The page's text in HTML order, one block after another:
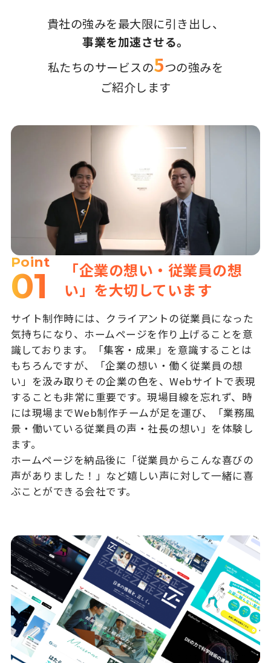
貴社の強みを最大限に引き出し、
事業を加速させる。
私たちのサービスの5つの強みを
ご紹介します
Point
01
「企業の想い・従業員の想
い」を大切しています
サイト制作時には、クライアントの従業員になった
気持ちになり、ホームページを作り上げることを意
識しております。「集客・成果」を意識することは
もちろんですが、「企業の想い・働く従業員の想
い」を汲み取りその企業の色を、Webサイトで表現
することも非常に重要です。現場目線を忘れず、時
には現場までWeb制作チームが足を運び、「業務風
景・働いている従業員の声・社長の想い」を体験し
ます。
ホームページを納品後に「従業員からこんな喜びの
声がありました！」など嬉しい声に対して一緒に喜
ぶことができる会社です。